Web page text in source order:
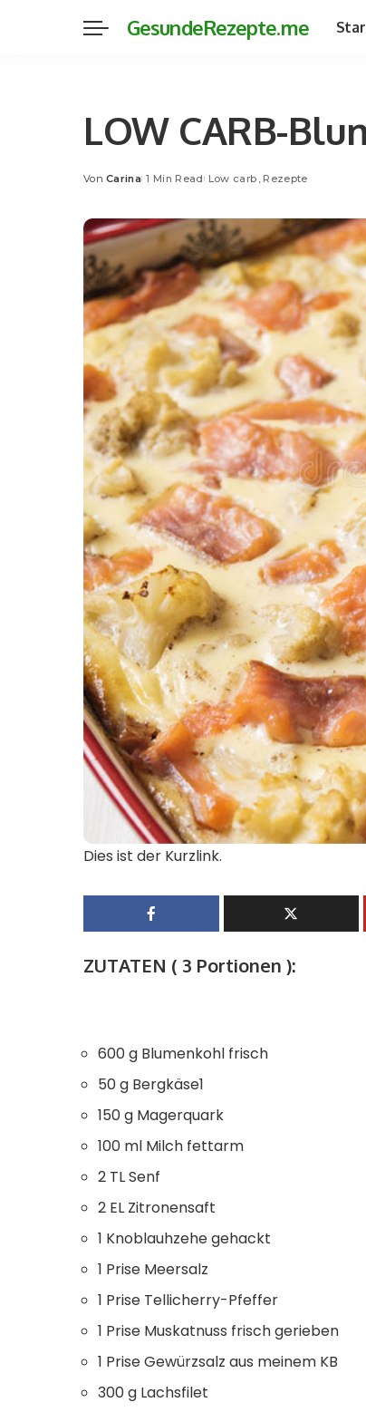
GesundeRezepte.me
LOW CARB-
Posted
Von Carina 1 Min Read Low carb Rezepte
Dies ist der Kurzlink.
ZUTATEN ( 3 Portionen ):
600 g Blumenkohl frisch
50 g Bergkäse1
150 g Magerquark
100 ml Milch fettarm
2 TL Senf
2 EL Zitronensaft
1 Knoblauhzehe gehackt
1 Prise Meersalz
1 Prise Tellicherry-Pfeffer
1 Prise Muskatnuss frisch gerieben
1 Prise Gewürzsalz aus meinem KB
300 g Lachsfilet